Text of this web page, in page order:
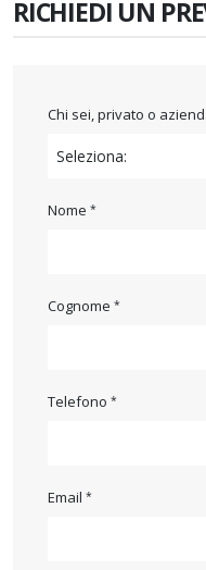
RICHIEDI UN
Chi sei, privato o
Nome
Cognome
Telefono
Email